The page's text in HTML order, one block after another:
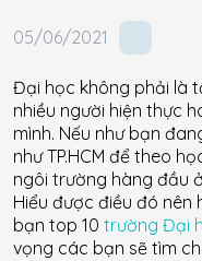
05/06/2021
Đại học không phải là
nhiều người hiện thực
mình. Nếu như bạn
như TP.HCM để theo
ngôi trường hàng đầu
Hiểu được điều đó nên
bạn top 10 trường Đại
vọng các bạn sẽ tìm